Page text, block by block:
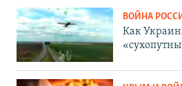
ВОЙНА
Как